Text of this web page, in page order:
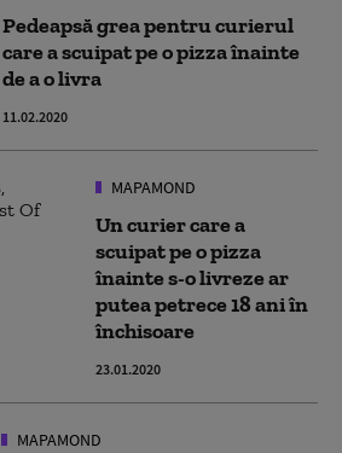
Pedeapsă grea pentru curierul
care a scuipat pe o pizza înainte
de a o livra
11.02.2020
MAPAMOND
Un curier care a
scuipat pe o pizza
înainte s-o livreze ar
putea petrece 18 ani în
închisoare
23.01.2020
MAPAMOND